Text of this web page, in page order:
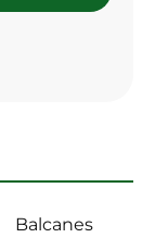
Balcanes